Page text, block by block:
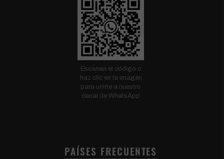
Escanea el código o
haz clic en la imagen
para unirte a nuestro
canal de WhatsApp
PAÍSES FRECUENTES